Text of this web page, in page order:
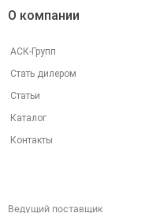
Ведущий поставщик
О компании
АСК-Групп
Стать дилером
Статьи
Каталог
Контакты